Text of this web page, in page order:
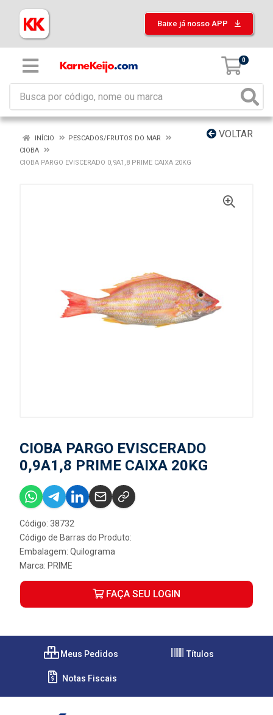
Baixe já nosso APP
0
VOLTAR
INÍCIO
PESCADOS/FRUTOS DO MAR
CIOBA
CIOBA PARGO EVISCERADO 0,9A1,8 PRIME CAIXA 20KG
CIOBA PARGO EVISCERADO
0,9A1,8 PRIME CAIXA 20KG
Código: 38732
Código de Barras do Produto:
Embalagem: Quilograma
Marca: PRIME
FAÇA SEU LOGIN
Meus Pedidos Títulos
Notas Fiscais